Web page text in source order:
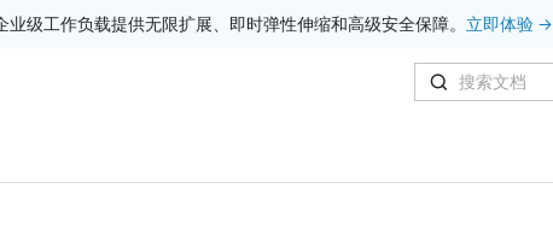
业级工作负载提供无限扩展、即时弹性伸缩和高级安全保障。 立即体验 →